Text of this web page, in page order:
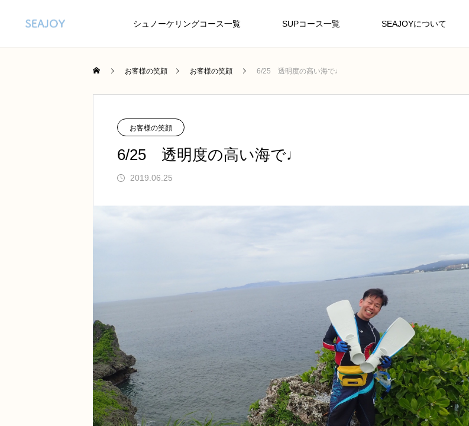
シュノーケリングコース一覧 SUPコース一覧 SEAJOYについて
お客様の笑顔 お客様の笑顔 6/25 透明度の高い海で♩
お客様の笑顔
6/25 透明度の高い海で♩
2019.06.25